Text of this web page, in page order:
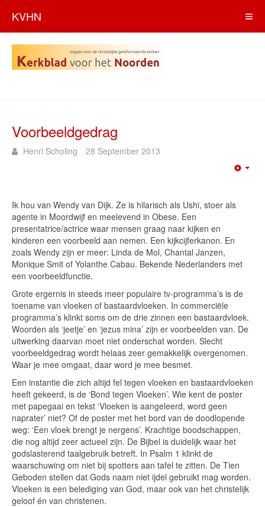
KVHN
Voorbeeldgedrag
Henri Scholing 28 September 2013
Ik hou van Wendy van Dijk. Ze is hilarisch als Ushi, stoer als
agente in Moordwijf en meelevend in Obese. Een
presentatrice/actrice waar mensen graag naar kijken en
kinderen een voorbeeld aan nemen. Een kijkcijferkanon. En
zoals Wendy zijn er meer: Linda de Mol, Chantal Janzen,
Monique Smit of Yolanthe Cabau. Bekende Nederlanders met
een voorbeeldfunctie.
Grote ergernis in steeds meer populaire tv-programma’s is de
toename van vloeken of bastaardvloeken. In commerciële
programma’s klinkt soms om de drie zinnen een bastaardvloek.
Woorden als ‘jeetje’ en ‘jezus mina’ zijn er voorbeelden van. De
uitwerking daarvan moet niet onderschat worden. Slecht
voorbeeldgedrag wordt helaas zeer gemakkelijk overgenomen.
Waar je mee omgaat, daar word je mee besmet.
Een instantie die zich altijd fel tegen vloeken en bastaardvloeken
heeft gekeerd, is de ‘Bond tegen Vloeken’. Wie kent de poster
met papegaai en tekst ‘Vloeken is aangeleerd, word geen
naprater’ niet? Of de poster met het bord van de doodlopende
weg: ‘Een vloek brengt je nergens’. Krachtige boodschappen,
die nog altijd zeer actueel zijn. De Bijbel is duidelijk waar het
godslasterend taalgebruik betreft. In Psalm 1 klinkt de
waarschuwing om niet bij spotters aan tafel te zitten. De Tien
Geboden stellen dat Gods naam niet ijdel gebruikt mag worden.
Vloeken is een belediging van God, maar ook van het christelijk
geloof én van christenen.